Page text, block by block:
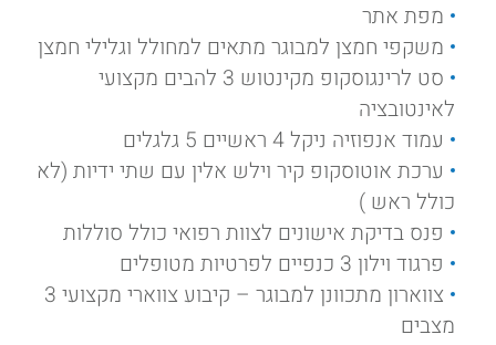
מפת אתר
משקפי חמצן למבוגר מתאים למחולל וגלילי חמצן
סט לרינגוסקופ מקינטוש 3 להבים מקצועי
לאינטובציה
עמוד אנפוזיה ניקל 4 ראשיים 5 גלגלים
ערכת אוטוסקופ קיר וילש אלין עם שתי ידיות (לא
כולל ראש )
פנס בדיקת אישונים לצוות רפואי כולל סוללות
פרגוד וילון 3 כנפיים לפרטיות מטופלים
צווארון מתכוונן למבוגר – קיבוע צווארי מקצועי 3
מצבים